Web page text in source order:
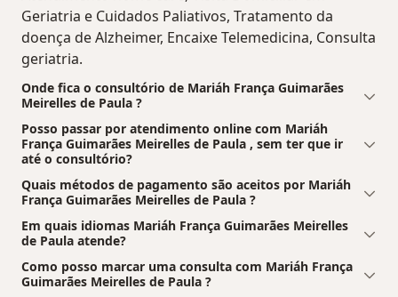
Geriatria e Cuidados Paliativos, Tratamento da
doença de Alzheimer, Encaixe Telemedicina, Consulta
geriatria.
Onde fica o consultório de Mariáh França Guimarães
Meirelles de Paula ?
Posso passar por atendimento online com Mariáh
França Guimarães Meirelles de Paula , sem ter que ir
até o consultório?
Quais métodos de pagamento são aceitos por Mariáh
França Guimarães Meirelles de Paula ?
Em quais idiomas Mariáh França Guimarães Meirelles
de Paula atende?
Como posso marcar uma consulta com Mariáh França
Guimarães Meirelles de Paula ?